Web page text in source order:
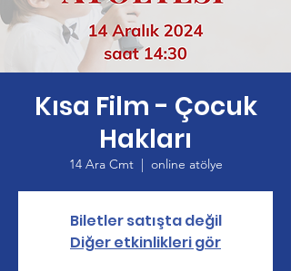
Kısa Film - Çocuk
Hakları
14 Ara Cmt
  |
online atölye
Biletler satışta değil
Diğer etkinlikleri gör